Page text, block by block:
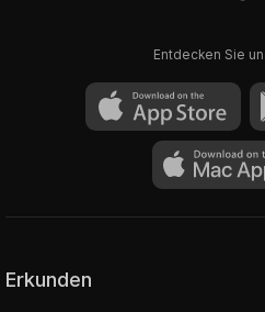
Entdecken Sie
Erkunden